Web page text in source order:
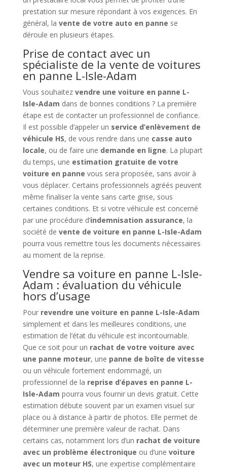
prestation sur mesure répondant à vos exigences. En
général, la vente de votre auto en panne se
déroule en plusieurs étapes.
Prise de contact avec un
spécialiste de la vente de voitures
en panne L-Isle-Adam
Vous souhaitez vendre une voiture en panne L-
Isle-Adam dans de bonnes conditions ? La première
étape est de contacter un professionnel de confiance.
Il est possible d’appeler un service d’enlèvement de
véhicule HS, de vous rendre dans une casse auto
locale, ou de faire une demande en ligne. La plupart
du temps, une estimation gratuite de votre
voiture en panne vous sera proposée, sans avoir à
vous déplacer. Certains professionnels agréés peuvent
même finaliser la vente sans carte grise, sous
certaines conditions. Et si votre véhicule est concerné
par une procédure d’indemnisation assurance, la
société de vente de voiture en panne L-Isle-Adam
pourra vous remettre tous les documents nécessaires
au moment de la reprise.
Vendre sa voiture en panne L-Isle-
Adam : évaluation du véhicule
hors d’usage
Pour revendre une voiture en panne L-Isle-Adam
simplement et dans les meilleures conditions, une
estimation de l’état du véhicule est incontournable.
Que ce soit pour un rachat de votre voiture avec
une panne moteur, une panne de boîte de vitesse
ou un véhicule fortement endommagé, un
professionnel de la reprise d’épaves en panne L-
Isle-Adam pourra vous fournir un devis gratuit. Cette
estimation débute souvent par un examen visuel sur
place ou à distance à partir de photos. Elle permet de
déterminer une première valeur de rachat. Dans
certains cas, notamment lors d’un rachat de voiture
avec un problème électronique ou d’une voiture
avec un moteur HS, une expertise complémentaire